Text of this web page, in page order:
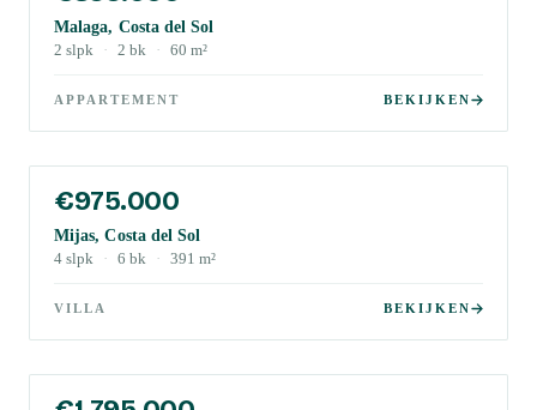
Malaga, Costa del Sol
2 slpk · 2 bk · 60 m²
APPARTEMENT BEKIJKEN
€975.000
Mijas, Costa del Sol
4 slpk · 6 bk · 391 m²
VILLA BEKIJKEN